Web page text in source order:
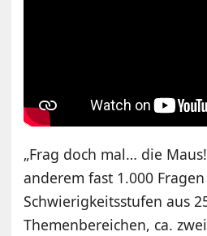
„Frag doch mal… die
anderem fast 1.000
Schwierigkeitsstufen aus
Themenbereichen, ca.